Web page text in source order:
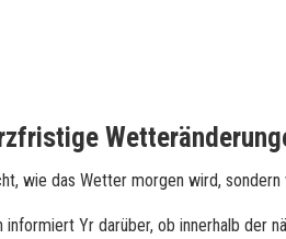
wie das Wetter morgen wird,
Yr darüber, ob innerhalb der